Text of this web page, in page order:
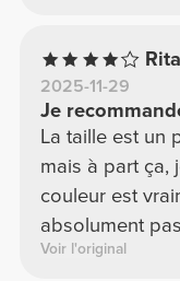
2025-11-29
Je
La taille est un
mais à part ça,
couleur est
absolument
Voir l'original